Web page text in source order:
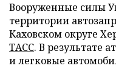
Вооруженные силы
территории
Каховском округе
ТАСС. В результате
и легковые